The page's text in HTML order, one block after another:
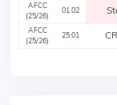
AFCC
(25/26)
01.02
AFCC
(25/26)
25.01